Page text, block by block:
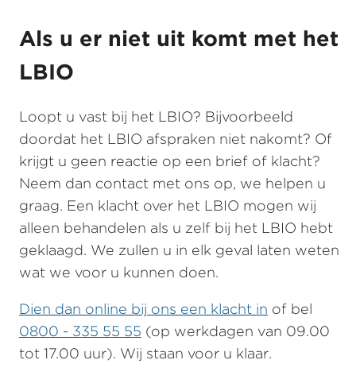
Als u er niet uit komt met het
LBIO
Loopt u vast bij het LBIO? Bijvoorbeeld
doordat het LBIO afspraken niet nakomt? Of
krijgt u geen reactie op een brief of klacht?
Neem dan contact met ons op, we helpen u
graag. Een klacht over het LBIO mogen wij
alleen behandelen als u zelf bij het LBIO hebt
geklaagd. We zullen u in elk geval laten weten
wat we voor u kunnen doen.
Dien dan online bij ons een klacht in of bel
0800 - 335 55 55 (op werkdagen van 09.00
tot 17.00 uur). Wij staan voor u klaar.